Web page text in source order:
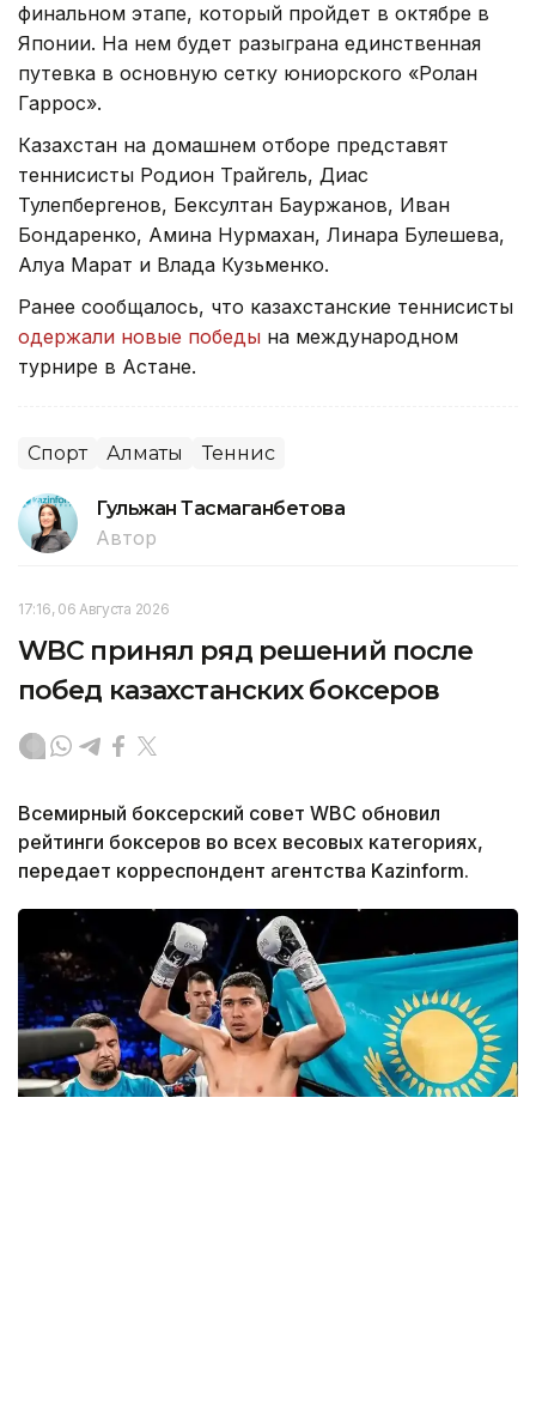
финальном этапе, который пройдет в октябре в
Японии. На нем будет разыграна единственная
путевка в основную сетку юниорского «Ролан
Гаррос».
Казахстан на домашнем отборе представят
теннисисты Родион Трайгель, Диас
Тулепбергенов, Бексултан Бауржанов, Иван
Бондаренко, Амина Нурмахан, Линара Булешева,
Алуа Марат и Влада Кузьменко.
Ранее сообщалось, что казахстанские теннисисты
одержали новые победы на международном
турнире в Астане.
Спорт Алматы Теннис
Гульжан Тасмаганбетова
Автор
17:16, 06 Августа 2026
WBC принял ряд решений после
побед казахстанских боксеров
Всемирный боксерский совет WBC обновил
рейтинги боксеров во всех весовых категориях,
передает корреспондент агентства Kazinform.